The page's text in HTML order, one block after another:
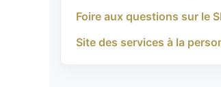
Foire aux questions sur le
Site des services à la